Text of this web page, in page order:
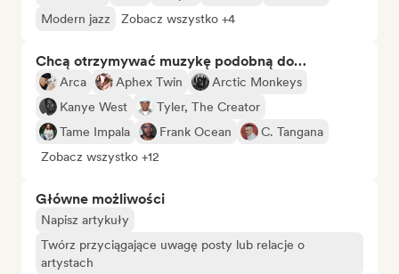
Modern jazz
Zobacz wszystko +4
Chcą otrzymywać muzykę podobną do…
Arca Aphex Twin
Arctic Monkeys
Kanye West
Tyler, The Creator
Tame Impala
Frank Ocean
C. Tangana
Zobacz wszystko +12
Główne możliwości
Napisz artykuły
Twórz przyciągające uwagę posty lub relacje o
artystach